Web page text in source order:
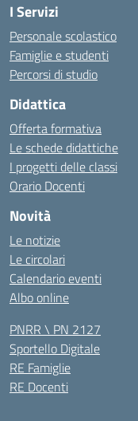
I Servizi
Personale scolastico
Famiglie e studenti
Percorsi di studio
Didattica
Offerta formativa
Le schede didattiche
I progetti delle classi
Orario Docenti
Novità
Le notizie
Le circolari
Calendario eventi
Albo online
PNRR \ PN 2127
Sportello Digitale
RE Famiglie
RE Docenti